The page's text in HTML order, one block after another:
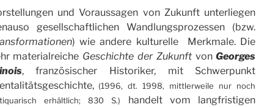
und Voraussagen von Zukunft unterliegen
gesellschaftlichen Wandlungsprozessen (bzw.
) wie andere kulturelle Merkmale. Die
materialreiche Geschichte der ZukunftvonGeorges
, französischer Historiker, mit Schwerpunkt
(1996, dt. 1998, mittlerweile nur noch
erhältlich; 830 S.)
handelt vom langfristigen